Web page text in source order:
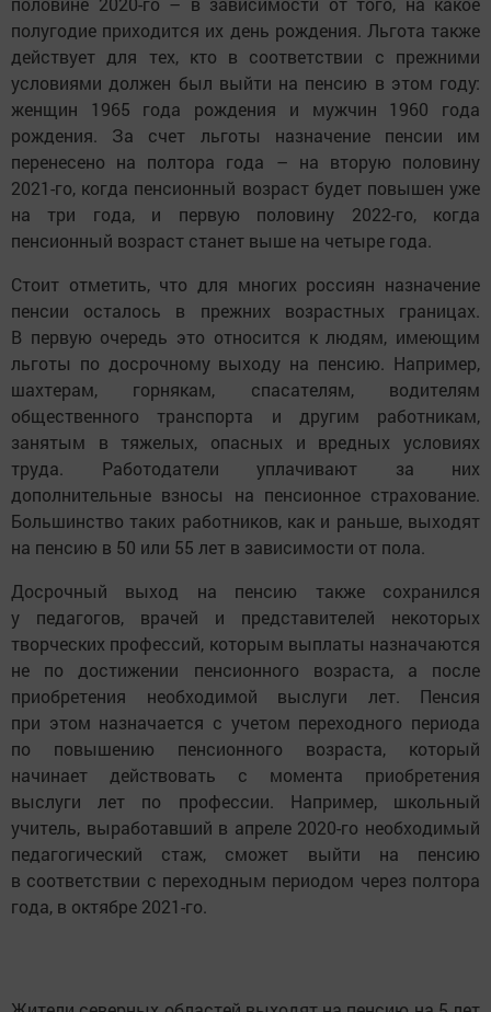
полугодие приходится их день рождения. Льгота также
действует для тех, кто в соответствии с прежними
условиями должен был выйти на пенсию в этом году:
женщин 1965 года рождения и мужчин 1960 года
рождения. За счет льготы назначение пенсии им
перенесено на полтора года – на вторую половину
2021-го, когда пенсионный возраст будет повышен уже
на три года, и первую половину 2022-го, когда
пенсионный возраст станет выше на четыре года.
Стоит отметить, что для многих россиян назначение
пенсии осталось в прежних возрастных границах.
В первую очередь это относится к людям, имеющим
льготы по досрочному выходу на пенсию. Например,
шахтерам, горнякам, спасателям, водителям
общественного транспорта и другим работникам,
занятым в тяжелых, опасных и вредных условиях
труда. Работодатели уплачивают за них
дополнительные взносы на пенсионное страхование.
Большинство таких работников, как и раньше, выходят
на пенсию в 50 или 55 лет в зависимости от пола.
Досрочный выход на пенсию также сохранился
у педагогов, врачей и представителей некоторых
творческих профессий, которым выплаты назначаются
не по достижении пенсионного возраста, а после
приобретения необходимой выслуги лет. Пенсия
при этом назначается с учетом переходного периода
по повышению пенсионного возраста, который
начинает действовать с момента приобретения
выслуги лет по профессии. Например, школьный
учитель, выработавший в апреле 2020-го необходимый
педагогический стаж, сможет выйти на пенсию
в соответствии с переходным периодом через полтора
года, в октябре 2021-го.